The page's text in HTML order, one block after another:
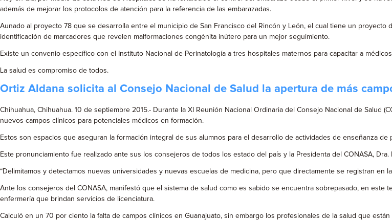
además de mejorar los protocolos de atención para la referencia de las embarazadas.
Aunado al proyecto 78 que se desarrolla entre el municipio de San Francisco del Rincón y León, el cual tiene un
identificación de marcadores que revelen malformaciones congénita inútero para un mejor seguimiento.
Existe un convenio específico con el Instituto Nacional de Perinatología a tres hospitales maternos para capacitar a
La salud es compromiso de todos.
Ortiz Aldana solicita al Consejo Nacional de Salud la apertura de más
Chihuahua, Chihuahua. 10 de septiembre 2015.- Durante la XI Reunión Nacional Ordinaria del Consejo Nacional de Salud
nuevos campos clínicos para potenciales médicos en formación.
Estos son espacios que aseguran la formación integral de sus alumnos para el desarrollo de actividades de enseñanza de
Este pronunciamiento fue realizado ante sus los consejeros de todos los estado del país y la Presidenta del CONASA, Dra.
“Delimitamos y detectamos nuevas universidades y nuevas escuelas de medicina, pero que directamente se registran en
Ante los consejeros del CONASA, manifestó que el sistema de salud como es sabido se encuentra sobrepasado, en
enfermería que brindan servicios de licenciatura.
Calculó en un 70 por ciento la falta de campos clínicos en Guanajuato, sin embargo los profesionales de la salud que